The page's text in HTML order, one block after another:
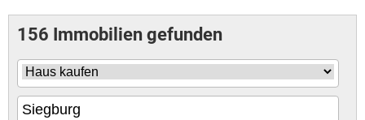
156 Immobilien gefunden